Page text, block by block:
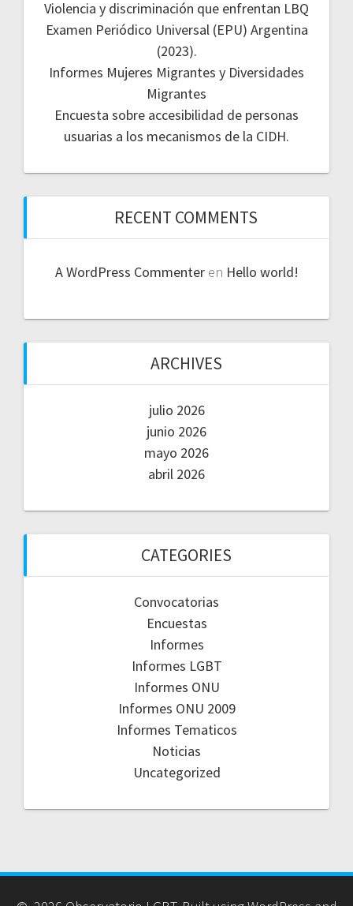
Violencia y discriminación que enfrentan LBQ
Examen Periódico Universal (EPU) Argentina
(2023).
Informes Mujeres Migrantes y Diversidades
Migrantes
Encuesta sobre accesibilidad de personas
usuarias a los mecanismos de la CIDH.
RECENT COMMENTS
A WordPress Commenteren Hello world!
ARCHIVES
julio 2026
junio 2026
mayo 2026
abril 2026
CATEGORIES
Convocatorias
Encuestas
Informes
Informes LGBT
Informes ONU
Informes ONU 2009
Informes Tematicos
Noticias
Uncategorized